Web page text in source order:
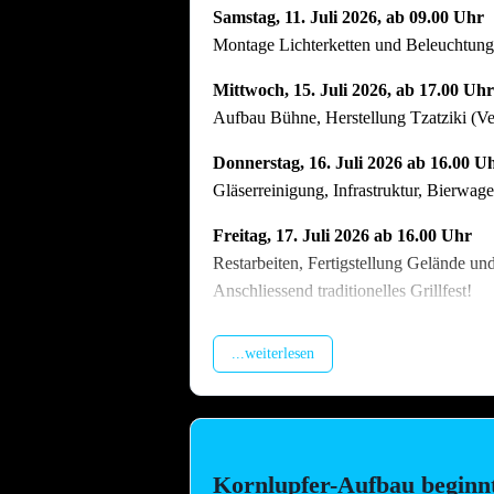
Samstag, 11. Juli 2026, ab 09.00 Uhr
Montage Lichterketten und
Mittwoch, 15. Juli 2026, ab 17.00 Uhr
Aufbau Bühne, Herstellung Tzatziki
Donnerstag, 16. Juli 2026 ab 16.00
Gläserreinigung, Infrastruktur,
Freitag, 17. Juli 2026 ab 16.00 Uhr
Restarbeiten, Fertigstellung Gelände
Anschliessend traditionelles Grillfest!
Samstag, 18. Juli 2026 ab 09.00 Uhr
Dekoration Festplatz, Preisaushang,
...weiterlesen
Kornlupfer-Aufbau